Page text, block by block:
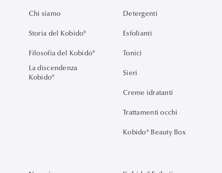
Chi siamo
Storia del Kobido®
Filosofia del Kobido®
La discendenza
Kobido®
Detergenti
Esfolianti
Tonici
Sieri
Creme idratanti
Trattamenti occhi
Kobido® Beauty Box